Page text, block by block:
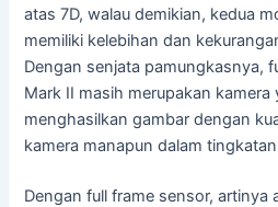
atas 7D, walau demikian, kedua
memiliki kelebihan dan
Dengan senjata pamungkasnya,
Mark II masih merupakan kamera
menghasilkan gambar dengan
kamera manapun dalam tingkatan
Dengan full frame sensor, artinya